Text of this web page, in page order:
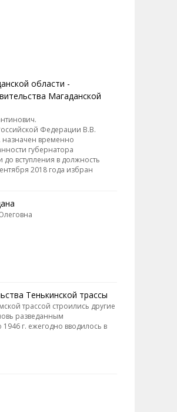
области -
Магаданской
Федерации В.В.
назначен временно
губернатора
до вступления в должность
2018 года избран
Тенькинской трассы
трассой строились другие
разведанным
г. ежегодно вводилось в